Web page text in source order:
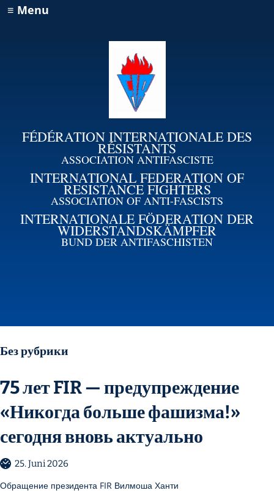
≡ Menu
FÉDÉRATION INTERNATIONALE DES
RÉSISTANTS
ASSOCIATION ANTIFASCISTE
INTERNATIONAL FEDERATION OF
RESISTANCE FIGHTERS
ASSOCIATION OF ANTI-FASCISTS
INTERNATIONALE FÖDERATION DER
WIDERSTANDSKÄMPFER
BUND DER ANTIFASCHISTEN
Без рубрики
75 лет FIR — предупреждение
«Никогда больше фашизма!»
сегодня вновь актуально
25. Juni 2026
Обращение президента FIR Вилмоша Ханти